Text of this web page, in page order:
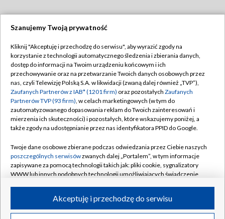
TVP
Abonament TVP
Emisja w TVP
Centrum informacji TVP
Naziemna Telewizja Cyfrowa
Rada Programowa
System NOS
Informacje o nadawcy
Program dla prasy
Regulamin TVP
Polityka prywatności
Moje zgody
Pomoc
Kontakt
Kanały
©2026 Telewizja Polska S.A. w likwidacji
Szanujemy Twoją prywatność
Kliknij "Akceptuję i przechodzę do serwisu", aby wyrazić zgody na
korzystanie z technologii automatycznego śledzenia i zbierania danych,
dostęp do informacji na Twoim urządzeniu końcowym i ich
przechowywanie oraz na przetwarzanie Twoich danych osobowych przez
nas, czyli Telewizję Polską S.A. w likwidacji (zwaną dalej również „TVP”),
Zaufanych Partnerów z IAB* (1201 firm) oraz pozostałych Zaufanych
Partnerów TVP (93 firm), w celach marketingowych (w tym do
zautomatyzowanego dopasowania reklam do Twoich zainteresowań i
mierzenia ich skuteczności) i pozostałych, które wskazujemy poniżej, a
także zgody na udostępnianie przez nas identyfikatora PPID do Google.
Twoje dane osobowe zbierane podczas odwiedzania przez Ciebie naszych
poszczególnych serwisówzwanych dalej „Portalem”, w tym informacje
zapisywane za pomocą technologii takich jak: pliki cookie, sygnalizatory
WWW lub innych podobnych technologii umożliwiających świadczenie
ruchu w Internecie.Akceptuję i przechodzę do serwisu